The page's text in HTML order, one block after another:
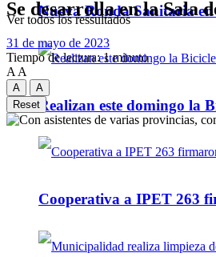
Nueva Ronda Sanitaria
Realizan este domingo la
Cooperativa a IPET 263
Ver todos los ressultados
Se desarrolla en la Sala
31 de mayo de 2023
Tiempo de lectura: 1 minuto
A A
A
A
Reset